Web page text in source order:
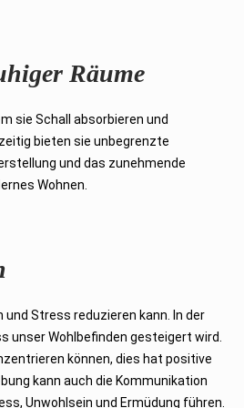
Räume
sie Schall absorbieren und
bieten sie unbegrenzte
und das zunehmende
Wohnen.
Stress reduzieren kann. In der
unser Wohlbefinden gesteigert wird.
können, dies hat positive
kann auch die Kommunikation
Unwohlsein und Ermüdung führen.